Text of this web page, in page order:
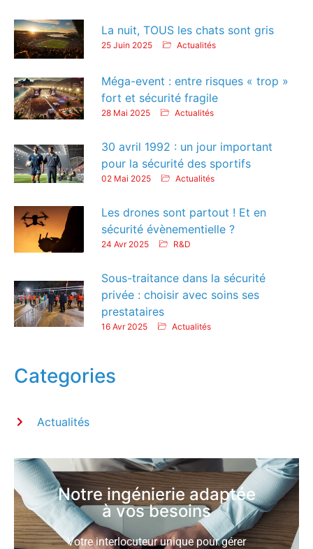
La nuit, TOUS les chats sont gris
25 Juin 2025 Actualités
Méga-event : entre risques « trop »
fort et sécurité fragile
28 Mai 2025 Actualités
30 avril 1992 : un jour important
pour la sécurité des sportifs
02 Mai 2025 Actualités
Les drones sont partout ! Et en
sécurité évènementielle ?
24 Avr 2025 R&D
Sous-traitance dans la sécurité
privée : choisir avec soins ses
prestataires
16 Avr 2025 Actualités
Categories
Actualités
Notre ingénierie adaptée
à vos besoins
Votre interlocuteur unique pour gérer